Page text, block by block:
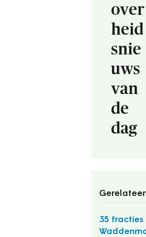
over
heid
snie
uws
van
de
dag
35